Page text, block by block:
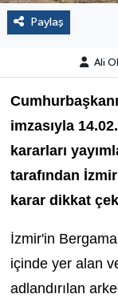
Paylaş
Ali
imzasıyla
kararları
tarafından
karar dikkat
İzmir'in Bergama
içinde yer alan
adlandırılan